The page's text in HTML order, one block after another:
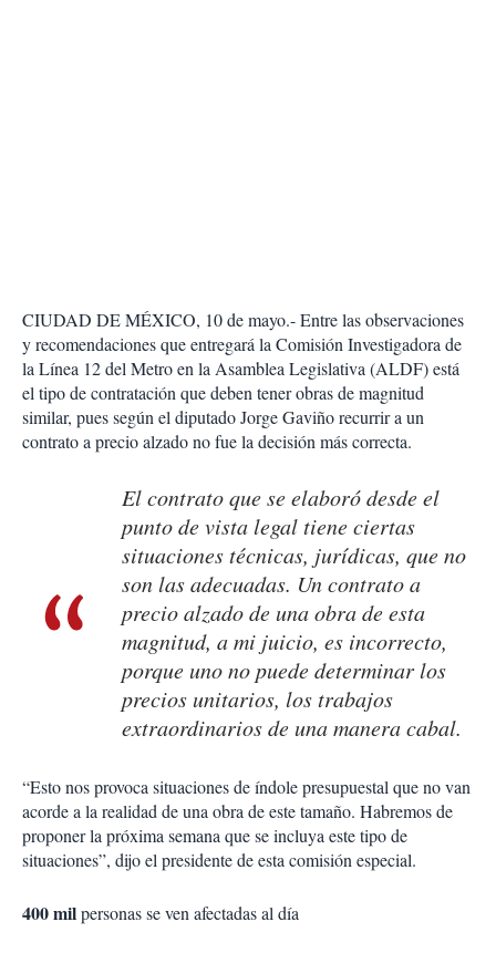
CIUDAD DE MÉXICO, 10 de mayo.- Entre las observaciones
y recomendaciones que entregará la Comisión Investigadora de
la Línea 12 del Metro en la Asamblea Legislativa (ALDF) está
el tipo de contratación que deben tener obras de magnitud
similar, pues según el diputado Jorge Gaviño recurrir a un
contrato a precio alzado no fue la decisión más correcta.
El contrato que se elaboró desde el
punto de vista legal tiene ciertas
situaciones técnicas, jurídicas, que no
son las adecuadas. Un contrato a
precio alzado de una obra de esta
magnitud, a mi juicio, es incorrecto,
porque uno no puede determinar los
precios unitarios, los trabajos
extraordinarios de una manera cabal.
“Esto nos provoca situaciones de índole presupuestal que no van
acorde a la realidad de una obra de este tamaño. Habremos de
proponer la próxima semana que se incluya este tipo de
situaciones”, dijo el presidente de esta comisión especial.
400 milpersonas se ven afectadas al día